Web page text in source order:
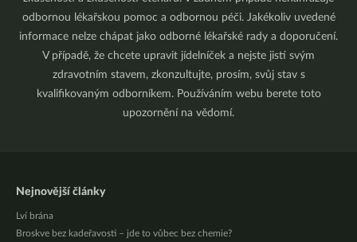
odbornou lékařskou pomoc a odbornou péči. Jakékoliv uvedené
informace nelze chápat jako odborné lékařské rady a doporučení.
V případě, že chcete upravit jídelníček a nejste jistí svým
zdravotním stavem, zkonzultujte, prosím, svůj stav s
kvalifikovaným odborníkem. Používáním webu berete toto
upozornění na vědomí.
Nejnovější články
Lví brána
Broskve bez kadeřavosti – jde to vůbec bez chemie?